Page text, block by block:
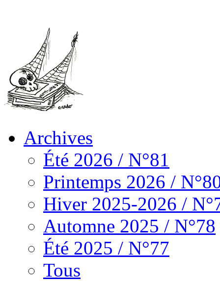
Archives
Été 2026 / N°81
Printemps 2026 /
Hiver 2025-2026 /
Automne 2025 / N°78
Été 2025 / N°77
Tous